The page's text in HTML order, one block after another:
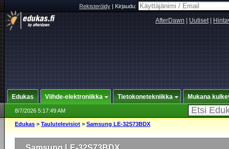
Rekisteröidy|Kirjaudu:
AfterDawn Uutiset|
Edukas Viihde-elektroniikka Tietokonetekniikka Mukana
8/7/2026 5:17:49 AM
Edukas > Taulutelevisiot > Samsung LE-32S73BDX